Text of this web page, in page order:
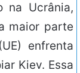
na Ucrânia,
maior parte
enfrenta
Kiev. Essa